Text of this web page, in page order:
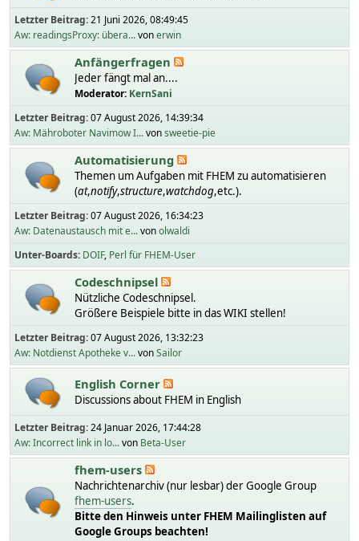
Letzter Beitrag:21 Juni 2026, 08:49:45
Aw: readingsProxy: übera...vonerwin
Anfängerfragen
Jeder fängt mal an....
Moderator: KernSani
Letzter Beitrag:07 August 2026, 14:39:34
Aw: Mähroboter Navimow I...vonsweetie-pie
Automatisierung
Themen um Aufgaben mit FHEM zu automatisieren
(at,notify,structure,watchdog,etc.).
Letzter Beitrag:07 August 2026, 16:34:23
Aw: Datenaustausch mit e...vonolwaldi
Unter-Boards DOIF Perl für FHEM-User
Codeschnipsel
Nützliche Codeschnipsel.
Größere Beispiele bitte in das WIKI stellen!
Letzter Beitrag:07 August 2026, 13:32:23
Aw: Notdienst Apotheke v...vonSailor
English Corner
Discussions about FHEM in English
Letzter Beitrag:24 Januar 2026, 17:44:28
Aw: Incorrect link in lo...von Beta-User
fhem-users
Nachrichtenarchiv (nur lesbar) der Google Group
fhem-users.
Bitte den Hinweis unter FHEM Mailinglisten auf
Google Groups beachten!